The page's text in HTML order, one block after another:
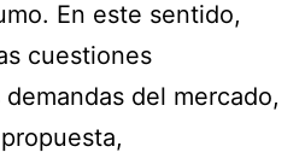
En este sentido,
cuestiones
del mercado,